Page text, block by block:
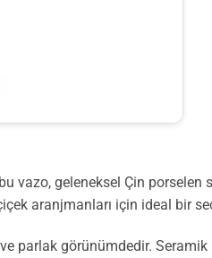
vazo, geleneksel Çin porselen
aranjmanları için ideal bir
parlak görünümdedir.